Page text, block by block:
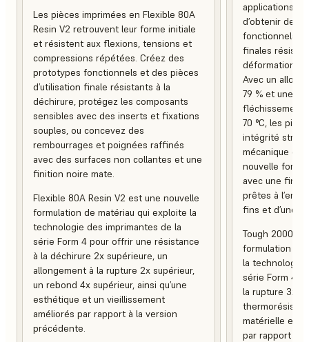
Les pièces imprimées en Flexible 80A
Resin V2 retrouvent leur forme initiale
et résistent aux flexions, tensions et
compressions répétées. Créez des
prototypes fonctionnels et des pièces
d’utilisation finale résistants à la
déchirure, protégez les composants
sensibles avec des inserts et fixations
souples, ou concevez des
rembourrages et poignées raffinés
avec des surfaces non collantes et une
finition noire mate.
Flexible 80A Resin V2 est une nouvelle
formulation de matériau qui exploite la
technologie des imprimantes de la
série Form 4 pour offrir une résistance
à la déchirure 2x supérieure, un
allongement à la rupture 2x supérieur,
un rebond 4x supérieur, ainsi qu’une
esthétique et un vieillissement
améliorés par rapport à la version
précédente.
applications
d’obtenir des
fonctionnels,
finales
déformation et
Avec un
79 % et une
fléchissement
70 °C, les
intégrité
mécanique et
nouvelle
avec une
prêtes à
fins et d’une
Tough 2000
formulation de
la technologie
série Form 4
la rupture 3x
matérielle et
par rapport à